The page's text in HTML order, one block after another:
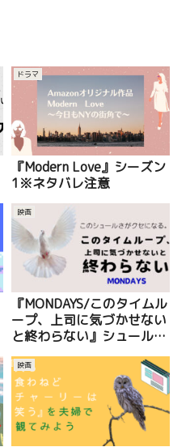
ドラマ
『Modern Love』シーズン
1※ネタバレ注意
映画
『MONDAYS/このタイムル
ープ、上司に気づかせない
と終わらない』シュールな
邦画でクスッと笑いたい時
におすすめ
映画